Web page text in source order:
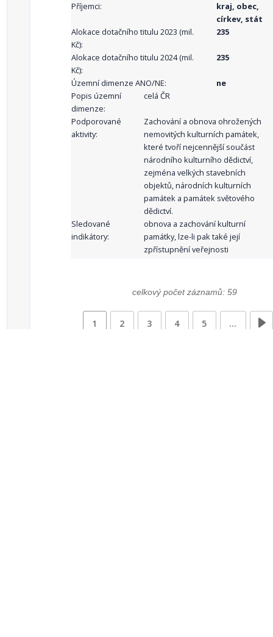
Příjemci:
kraj, obec,
církev, stát
Alokace dotačního titulu 2023 (mil.
Kč):
235
Alokace dotačního titulu 2024 (mil.
Kč):
235
Územní dimenze ANO/NE:
ne
Popis územní
dimenze:
celá ČR
Podporované
aktivity:
Zachování a obnova ohrožených
nemovitých kulturních památek,
které tvoří nejcennější součást
národního kulturního dědictví,
zejména velkých stavebních
objektů, národních kulturních
památek a památek světového
dědictví.
Sledované
indikátory:
obnova a zachování kulturní
památky, lze-li pak také její
zpřístupnění veřejnosti
celkový počet záznamů: 59
1 2 3 4 5 …